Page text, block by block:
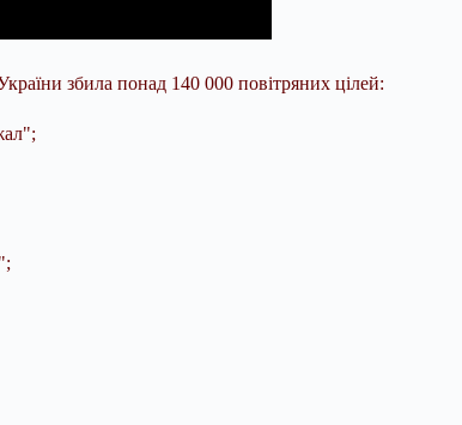
збила понад 140 000 повітряних цілей: